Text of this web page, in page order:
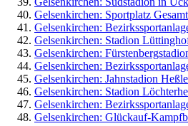
Gelsenkirchen: Sportplatz
Gelsenkirchen:
Gelsenkirchen: Stadion
Gelsenkirchen:
Gelsenkirchen:
Gelsenkirchen: Jahnstadion
Gelsenkirchen: Stadion
Gelsenkirchen:
Gelsenkirchen: Glückauf-